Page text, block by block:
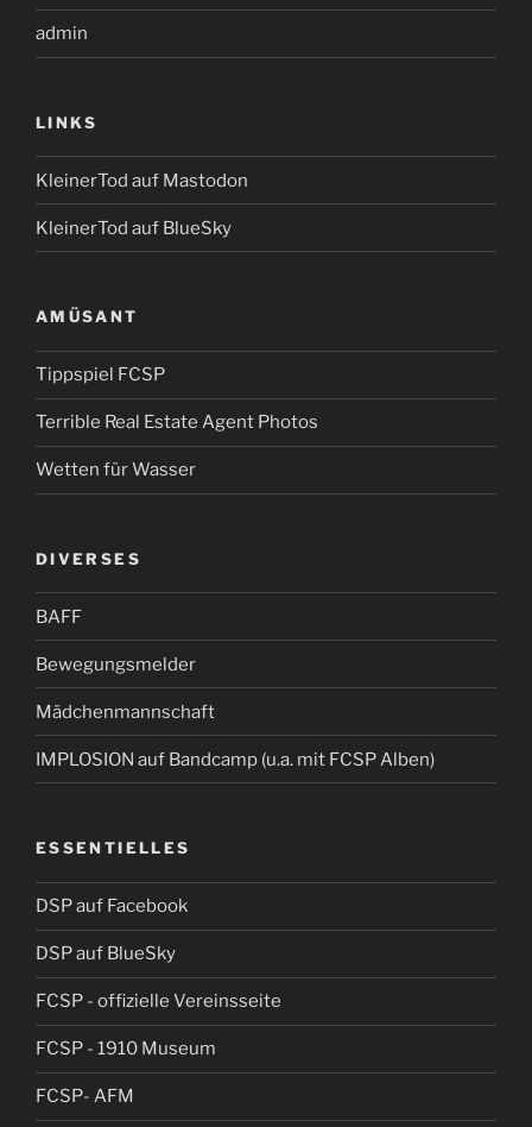
admin
LINKS
KleinerTod auf Mastodon
KleinerTod auf BlueSky
AMÜSANT
Tippspiel FCSP
Terrible Real Estate Agent Photos
Wetten für Wasser
DIVERSES
BAFF
Bewegungsmelder
Mädchenmannschaft
IMPLOSION auf Bandcamp (u.a. mit FCSP Alben)
ESSENTIELLES
DSP auf Facebook
DSP auf BlueSky
FCSP - offizielle Vereinsseite
FCSP - 1910 Museum
FCSP- AFM